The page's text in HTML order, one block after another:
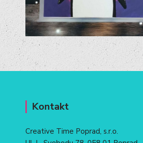
Kontakt
Creative Time Poprad, s.r.o.